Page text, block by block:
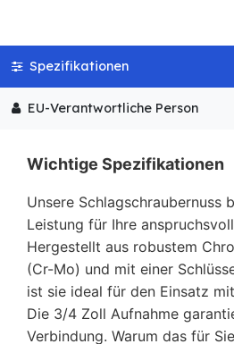
Spezifikationen
EU-Verantwortliche Person
Wichtige Spezifikationen
Unsere Schlagschraubernuss
Leistung für Ihre
Hergestellt aus robustem
(Cr-Mo) und mit einer
ist sie ideal für den Einsatz
Die 3/4 Zoll Aufnahme
Verbindung. Warum das für